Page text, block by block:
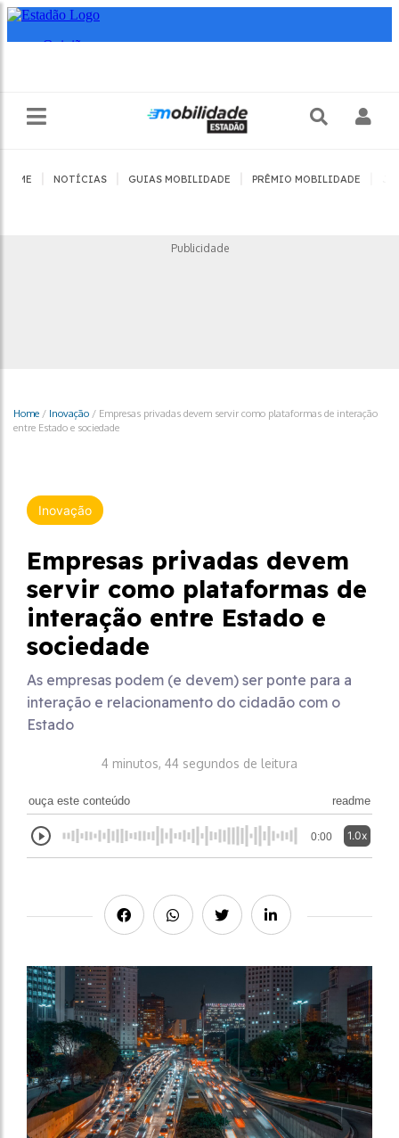
HOME NOTÍCIAS GUIAS MOBILIDADE PRÊMIO MOBILIDADE
Publicidade
Home / Inovação / Empresas privadas devem servir como plataformas de interação
entre Estado e sociedade
Inovação
Empresas privadas devem
servir como plataformas de
interação entre Estado e
sociedade
As empresas podem (e devem) ser ponte para a
interação e relacionamento do cidadão com o
Estado
4 minutos, 44 segundos de leitura
ouça este conteúdo readme
0:00 1.0x